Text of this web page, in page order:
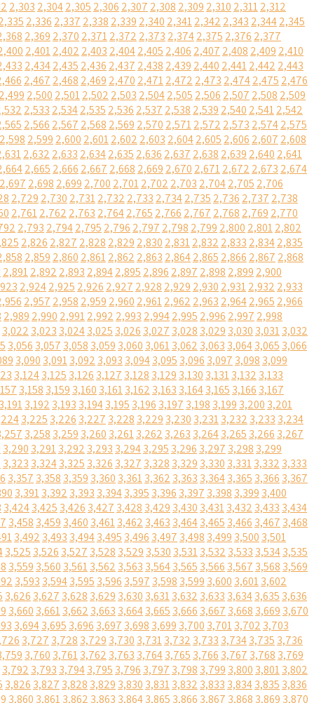
2,303 2,3042,305 2,306 2,307 2,308 2,309 2,310 2,3112,312
2,336 2,337 2,338 2,339 2,340 2,3412,342 2,343 2,3442,345
2,369 2,370 2,3712,372 2,373 2,3742,375 2,376 2,377
2,4012,402 2,403 2,4042,405 2,406 2,407 2,408 2,409 2,410
2,4342,435 2,436 2,437 2,438 2,439 2,440 2,4412,442 2,443
2,467 2,468 2,469 2,470 2,4712,472 2,473 2,4742,475 2,476
2,499 2,500 2,5012,502 2,503 2,5042,505 2,506 2,507 2,508 2,509
2,533 2,5342,535 2,536 2,537 2,538 2,539 2,540 2,5412,542
2,566 2,567 2,568 2,569 2,570 2,5712,572 2,573 2,5742,575
2,598 2,599 2,600 2,6012,602 2,603 2,6042,605 2,606 2,607 2,608
2,632 2,633 2,6342,635 2,636 2,637 2,638 2,639 2,640 2,641
2,665 2,666 2,667 2,668 2,669 2,670 2,6712,672 2,673 2,674
2,697 2,698 2,699 2,700 2,7012,702 2,703 2,7042,705 2,706
2,729 2,730 2,7312,732 2,733 2,7342,735 2,736 2,737 2,738
2,7612,762 2,763 2,7642,765 2,766 2,767 2,768 2,769 2,770
2,793 2,7942,795 2,796 2,797 2,798 2,799 2,800 2,8012,802
2,826 2,827 2,828 2,829 2,830 2,8312,832 2,833 2,8342,835
2,859 2,860 2,8612,862 2,863 2,8642,865 2,866 2,867 2,868
2,8912,892 2,893 2,8942,895 2,896 2,897 2,898 2,899 2,900
2,9242,925 2,926 2,927 2,928 2,929 2,930 2,9312,932 2,933
2,957 2,958 2,959 2,960 2,9612,962 2,963 2,9642,965 2,966
2,989 2,990 2,9912,992 2,993 2,9942,995 2,996 2,997 2,998
3,022 3,023 3,0243,025 3,026 3,027 3,028 3,029 3,030 3,0313,032
3,056 3,057 3,058 3,059 3,060 3,0613,062 3,063 3,0643,065 3,066
3,090 3,0913,092 3,093 3,0943,095 3,096 3,097 3,098 3,099
3,1243,125 3,126 3,127 3,128 3,129 3,130 3,1313,132 3,133
3,158 3,159 3,160 3,1613,162 3,163 3,1643,165 3,166 3,167
3,1913,192 3,193 3,1943,195 3,196 3,197 3,198 3,199 3,200 3,201
3,225 3,226 3,227 3,228 3,229 3,230 3,2313,232 3,233 3,234
3,258 3,259 3,260 3,2613,262 3,263 3,2643,265 3,266 3,267
3,290 3,2913,292 3,293 3,2943,295 3,296 3,297 3,298 3,299
3,323 3,3243,325 3,326 3,327 3,328 3,329 3,330 3,3313,332 3,333
3,357 3,358 3,359 3,360 3,3613,362 3,363 3,3643,365 3,366 3,367
3,3913,392 3,393 3,3943,395 3,396 3,397 3,398 3,399 3,400
3,4243,425 3,426 3,427 3,428 3,429 3,430 3,4313,432 3,433 3,434
3,458 3,459 3,460 3,4613,462 3,463 3,4643,465 3,466 3,467 3,468
3,492 3,493 3,4943,495 3,496 3,497 3,498 3,499 3,500 3,501
3,525 3,526 3,527 3,528 3,529 3,530 3,5313,532 3,533 3,5343,535
3,559 3,560 3,5613,562 3,563 3,5643,565 3,566 3,567 3,568 3,569
3,593 3,5943,595 3,596 3,597 3,598 3,599 3,600 3,6013,602
3,626 3,627 3,628 3,629 3,630 3,6313,632 3,633 3,6343,635 3,636
3,660 3,6613,662 3,663 3,6643,665 3,666 3,667 3,668 3,669 3,670
3,6943,695 3,696 3,697 3,698 3,699 3,700 3,7013,702 3,703
3,727 3,728 3,729 3,730 3,7313,732 3,733 3,7343,735 3,736
3,760 3,7613,762 3,763 3,7643,765 3,766 3,767 3,768 3,769
3,792 3,793 3,7943,795 3,796 3,797 3,798 3,799 3,800 3,8013,802
3,826 3,827 3,828 3,829 3,830 3,8313,832 3,833 3,8343,835 3,836
3,860 3,8613,862 3,863 3,8643,865 3,866 3,867 3,868 3,869 3,870